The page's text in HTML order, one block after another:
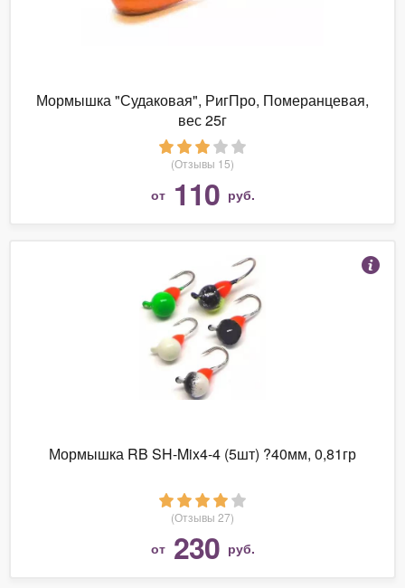
Мормышка "Судаковая", РигПро, Померанцевая,
вес 25г
(Отзывы 15)
от 110 руб.
Мормышка RB SH-Mix4-4 (5шт) ?40мм, 0,81гр
(Отзывы 27)
от 230 руб.